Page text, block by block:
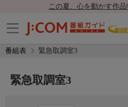
この夏、心を動かす作
番組表 緊急取調室3
緊急取調室3